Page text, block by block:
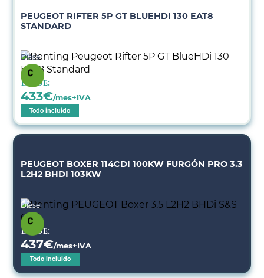
PEUGEOT RIFTER 5P GT BLUEHDI 130 EAT8
STANDARD
Diésel
Desde:
433€/mes+IVA
Todo incluido
PEUGEOT BOXER 114CDI 100KW FURGÓN PRO 3.3
L2H2 BHDI 103KW
Diésel
Desde:
437€/mes+IVA
Todo incluido